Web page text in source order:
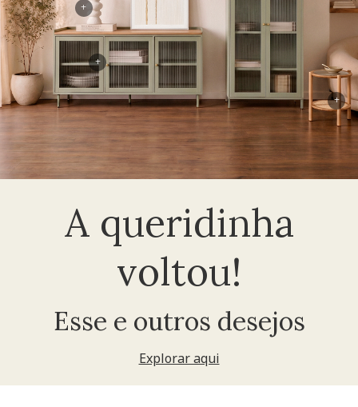
A queridinha
voltou!
Esse e outros desejos
Explorar aqui
+
+
+